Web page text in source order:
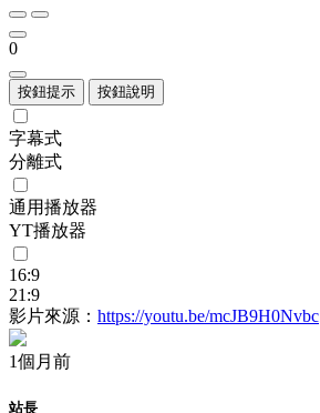
0
按鈕提示 按鈕說明
字幕式
分離式
通用播放器
YT播放器
16:9
21:9
影片來源： https://youtu.be/mcJB9H0Nvbc
1個月前
站長